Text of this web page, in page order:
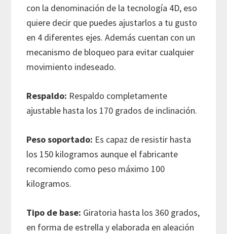
con la denominación de la tecnología 4D, eso
quiere decir que puedes ajustarlos a tu gusto
en 4 diferentes ejes. Además cuentan con un
mecanismo de bloqueo para evitar cualquier
movimiento indeseado.
Respaldo: Respaldo completamente
ajustable hasta los 170 grados de inclinación.
Peso soportado: Es capaz de resistir hasta
los 150 kilogramos aunque el fabricante
recomiendo como peso máximo 100
kilogramos.
Tipo de base: Giratoria hasta los 360 grados,
en forma de estrella y elaborada en aleación